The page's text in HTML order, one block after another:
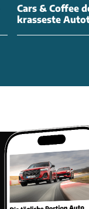
Cars & Coffee
krasseste